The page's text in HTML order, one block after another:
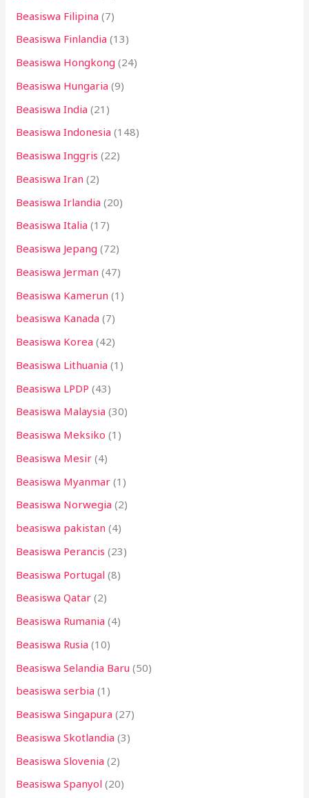
Beasiswa Filipina (7)
Beasiswa Finlandia (13)
Beasiswa Hongkong (24)
Beasiswa Hungaria (9)
Beasiswa India (21)
Beasiswa Indonesia (148)
Beasiswa Inggris (22)
Beasiswa Iran (2)
Beasiswa Irlandia (20)
Beasiswa Italia (17)
Beasiswa Jepang (72)
Beasiswa Jerman (47)
Beasiswa Kamerun (1)
beasiswa Kanada (7)
Beasiswa Korea (42)
Beasiswa Lithuania (1)
Beasiswa LPDP (43)
Beasiswa Malaysia (30)
Beasiswa Meksiko (1)
Beasiswa Mesir (4)
Beasiswa Myanmar (1)
Beasiswa Norwegia (2)
beasiswa pakistan (4)
Beasiswa Perancis (23)
Beasiswa Portugal (8)
Beasiswa Qatar (2)
Beasiswa Rumania (4)
Beasiswa Rusia (10)
Beasiswa Selandia Baru (50)
beasiswa serbia (1)
Beasiswa Singapura (27)
Beasiswa Skotlandia (3)
Beasiswa Slovenia (2)
Beasiswa Spanyol (20)